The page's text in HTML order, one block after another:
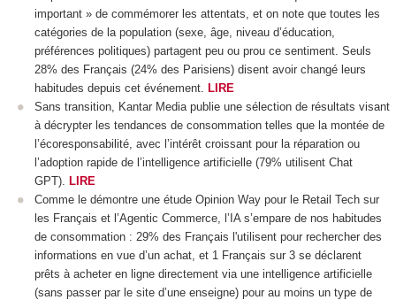
important » de commémorer les attentats, et on note que toutes les
catégories de la population (sexe, âge, niveau d’éducation,
préférences politiques) partagent peu ou prou ce sentiment. Seuls
28% des Français (24% des Parisiens) disent avoir changé leurs
habitudes depuis cet événement.
LIRE
Sans transition, Kantar Media publie une sélection de résultats visant
à décrypter les tendances de consommation telles que la montée de
l’écoresponsabilité, avec l’intérêt croissant pour la réparation ou
l’adoption rapide de l’intelligence artificielle (79% utilisent Chat
GPT).
LIRE
Comme le démontre une étude Opinion Way pour le Retail Tech sur
les Français et l’Agentic Commerce, l’IA s’empare de nos habitudes
de consommation : 29% des Français l'utilisent pour rechercher des
informations en vue d’un achat, et 1 Français sur 3 se déclarent
prêts à acheter en ligne directement via une intelligence artificielle
(sans passer par le site d’une enseigne) pour au moins un type de